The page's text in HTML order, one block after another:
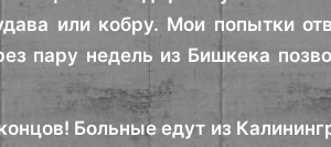
или кобру. Мои попытки
пару недель из Бишкека
Больные едут из